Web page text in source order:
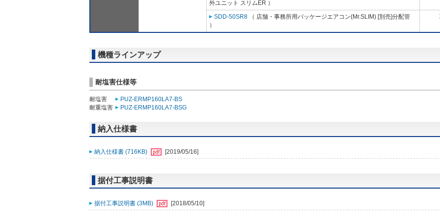
外ユニット スリムER ）
SDD-50SR8 （ 店舗・事務所用パッケージエアコン(Mr.SLIM) [別売]分配管
）
機種ラインアップ
耐塩害仕様等
耐塩害
PUZ-ERMP160LA7-BS
耐重塩害
PUZ-ERMP160LA7-BSG
納入仕様書
納入仕様書 (716KB) [2019/05/16]
据付工事説明書
据付工事説明書 (3MB) [2018/05/10]